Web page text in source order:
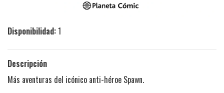
Disponibilidad:1
Descripción
Más aventuras del icónico anti-héroe Spawn.